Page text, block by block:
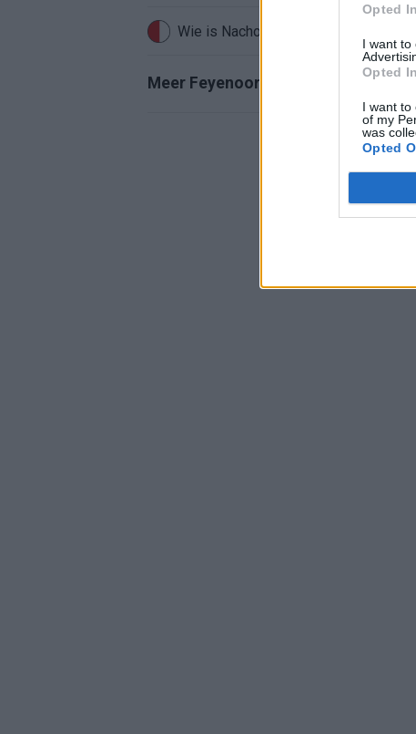
Opted In
I want to
Opted In
I want to
of my
was
Opted
Wie is Nacho Ferri? Profiel van
Meer Feyenoord-nieuws